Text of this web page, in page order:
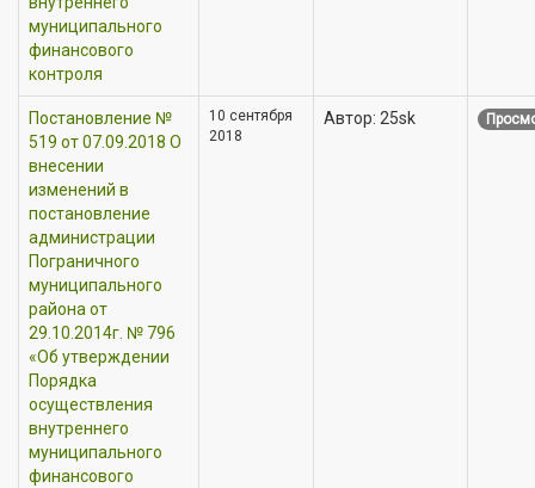
муниципального
финансового
контроля
Постановление №
519 от 07.09.2018 О
внесении
изменений в
постановление
администрации
Пограничного
муниципального
района от
29.10.2014г. № 796
«Об утверждении
Порядка
осуществления
внутреннего
муниципального
финансового
10 сентября
2018
Автор: 25sk